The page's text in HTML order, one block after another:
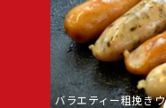
バラエティー粗挽き